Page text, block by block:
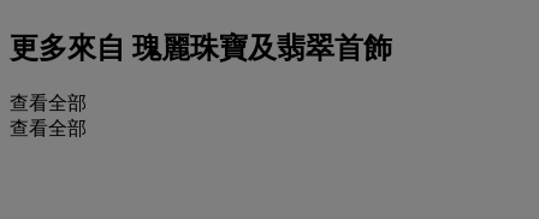
更多來自 瑰麗珠寶及翡翠首飾
查看全部
查看全部